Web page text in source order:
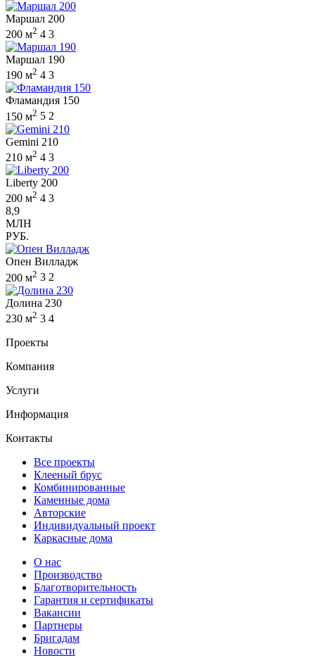
Маршал 200
200 м2 4 3
Маршал 190
190 м2 4 3
Фламандия 150
150 м2 5 2
Gemini 210
210 м2 4 3
Liberty 200
200 м2 4 3
8,9
МЛН
РУБ.
Опен Вилладж
200 м2 3 2
Долина 230
230 м2 3 4
Проекты
Компания
Услуги
Информация
Контакты
Все проекты
Клееный брус
Комбинированные
Каменные дома
Авторские
Индивидуальный проект
Каркасные дома
О нас
Производство
Благотворительность
Гарантия и сертификаты
Вакансии
Партнеры
Бригадам
Новости